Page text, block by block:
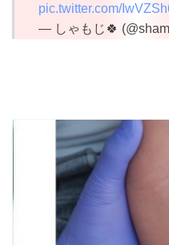
pic.twitter.com/
— しゃもじ🍀